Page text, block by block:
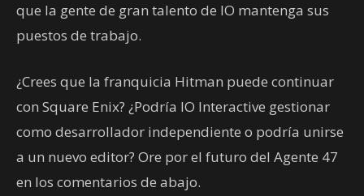
que la gente de gran talento de IO mantenga sus
puestos de trabajo.
¿Crees que la franquicia Hitman puede continuar
con Square Enix? ¿Podría IO Interactive gestionar
como desarrollador independiente o podría unirse
a un nuevo editor? Ore por el futuro del Agente 47
en los comentarios de abajo.